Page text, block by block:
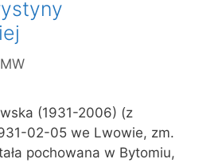
MW
(1931-2006) (z
02-05 we Lwowie, zm.
pochowana w Bytomiu,